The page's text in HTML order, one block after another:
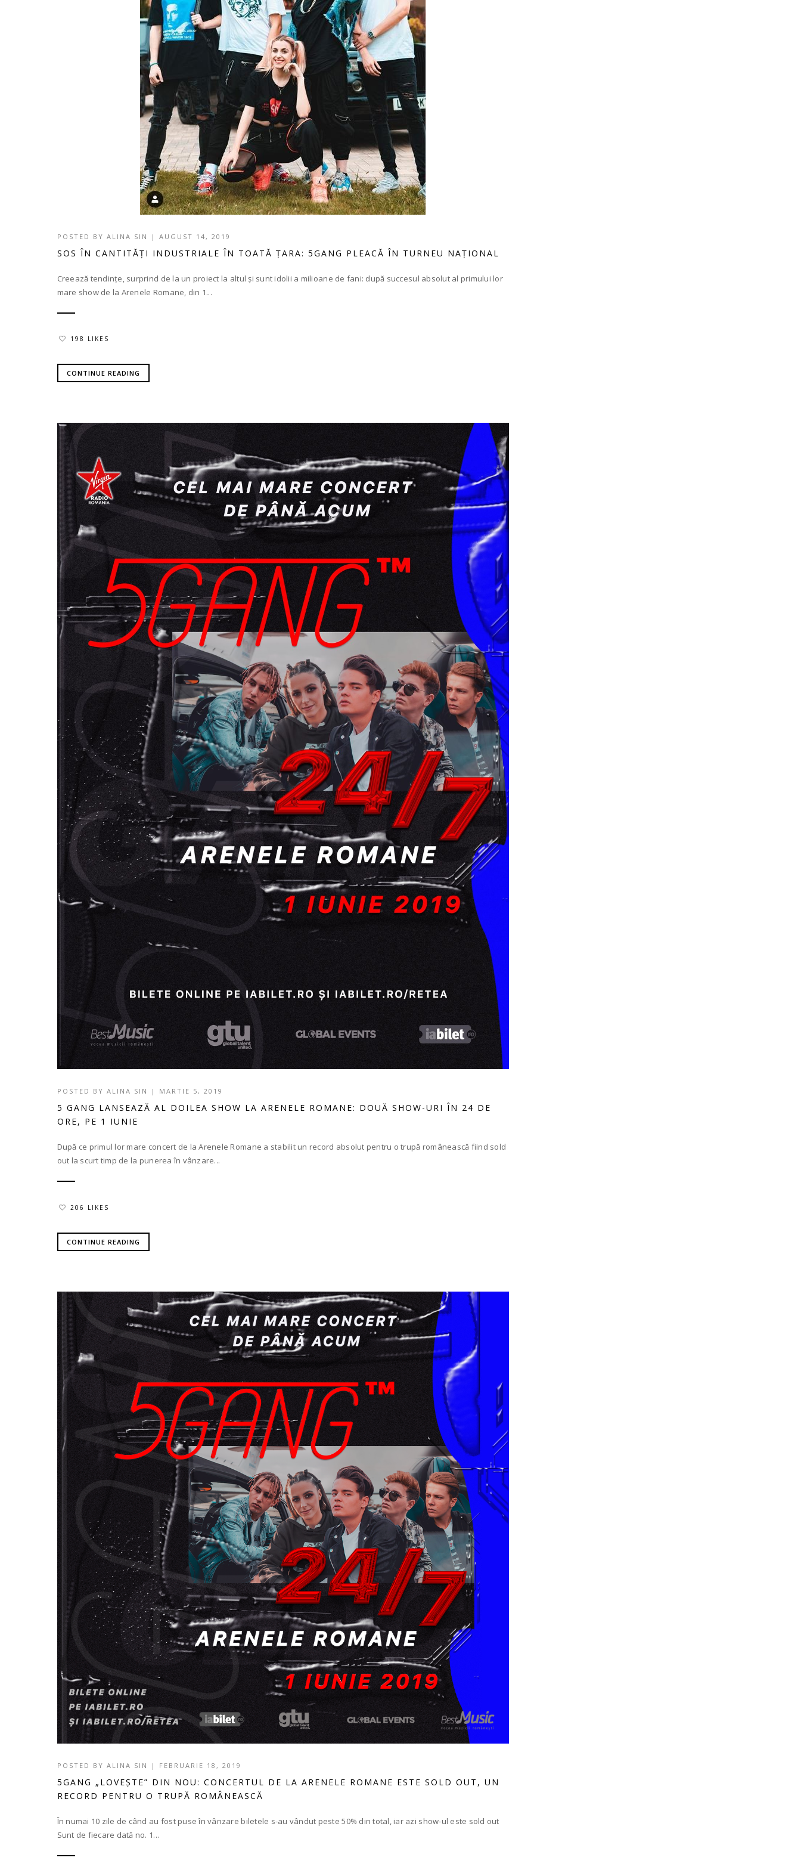
POSTED BY ALINA SIN | AUGUST 14, 2019
SOS ÎN CANTITĂȚI INDUSTRIALE ÎN TOATĂ ȚARA: 5GANG PLEACĂ ÎN TURNEU NAȚIONAL
Creează tendințe, surprind de la un proiect la altul și sunt idolii a milioane de fani: după succesul absolut al primului lor
mare show de la Arenele Romane, din 1...
198 LIKES
CONTINUE READING
POSTED BY ALINA SIN | MARTIE 5, 2019
5 GANG LANSEAZĂ AL DOILEA SHOW LA ARENELE ROMANE: DOUĂ SHOW-URI ÎN 24 DE
ORE, PE 1 IUNIE
După ce primul lor mare concert de la Arenele Romane a stabilit un record absolut pentru o trupă românească fiind sold
out la scurt timp de la punerea în vânzare...
206 LIKES
CONTINUE READING
POSTED BY ALINA SIN | FEBRUARIE 18, 2019
5GANG „LOVEȘTE” DIN NOU: CONCERTUL DE LA ARENELE ROMANE ESTE SOLD OUT, UN
RECORD PENTRU O TRUPĂ ROMÂNEASCĂ
În numai 10 zile de când au fost puse în vânzare biletele s-au vândut peste 50% din total, iar azi show-ul este sold out
Sunt de fiecare dată no. 1...